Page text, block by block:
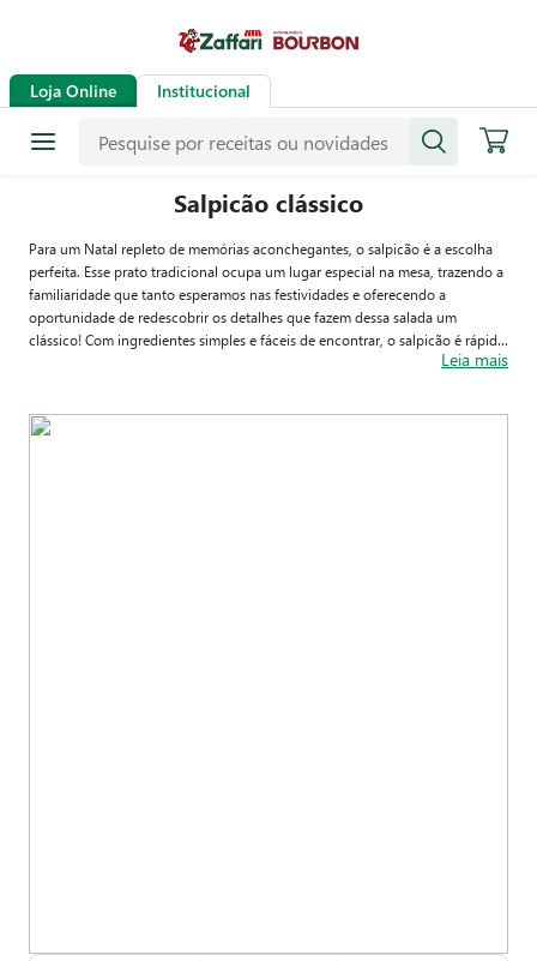
Loja Online Institucional
Salpicão clássico
Para um Natal repleto de memórias aconchegantes, o salpicão é a escolha
perfeita. Esse prato tradicional ocupa um lugar especial na mesa, trazendo a
familiaridade que tanto esperamos nas festividades e oferecendo a
oportunidade de redescobrir os detalhes que fazem dessa salada um
clássico! Com ingredientes simples e fáceis de encontrar, o salpicão é rápido
e prático de preparar e montar. O segredo para um resultado marcante está
maionese, que adiciona aquele toque especial. Veja a receita abaixo e
Leia mais